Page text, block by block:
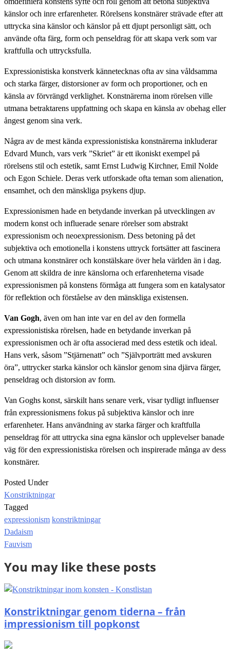
känslor och inre erfarenheter. Rörelsens konstnärer strävade efter att
uttrycka sina känslor och känslor på ett djupt personligt sätt, och
använde ofta färg, form och penseldrag för att skapa verk som var
kraftfulla och uttrycksfulla.
Expressionistiska konstverk kännetecknas ofta av sina våldsamma
och starka färger, distorsioner av form och proportioner, och en
känsla av förvrängd verklighet. Konstnärerna inom rörelsen ville
utmana betraktarens uppfattning och skapa en känsla av obehag eller
ångest genom sina verk.
Några av de mest kända expressionistiska konstnärerna inkluderar
Edvard Munch, vars verk ”Skriet” är ett ikoniskt exempel på
rörelsens stil och estetik, samt Ernst Ludwig Kirchner, Emil Nolde
och Egon Schiele. Deras verk utforskade ofta teman som alienation,
ensamhet, och den mänskliga psykens djup.
Expressionismen hade en betydande inverkan på utvecklingen av
modern konst och influerade senare rörelser som abstrakt
expressionism och neoexpressionism. Dess betoning på det
subjektiva och emotionella i konstens uttryck fortsätter att fascinera
och utmana konstnärer och konstälskare över hela världen än i dag.
Genom att skildra de inre känslorna och erfarenheterna visade
expressionismen på konstens förmåga att fungera som en katalysator
för reflektion och förståelse av den mänskliga existensen.
Van Gogh, även om han inte var en del av den formella
expressionistiska rörelsen, hade en betydande inverkan på
expressionismen och är ofta associerad med dess estetik och ideal.
Hans verk, såsom ”Stjärnenatt” och ”Självporträtt med avskuren
öra”, uttrycker starka känslor och känslor genom sina djärva färger,
penseldrag och distorsion av form.
Van Goghs konst, särskilt hans senare verk, visar tydligt influenser
från expressionismens fokus på subjektiva känslor och inre
erfarenheter. Hans användning av starka färger och kraftfulla
penseldrag för att uttrycka sina egna känslor och upplevelser banade
väg för den expressionistiska rörelsen och inspirerade många av dess
konstnärer.
Posted Under
Konstriktningar
Tagged
expressionism konstriktningar
Post
navigation
Dadaism
Fauvism
You may like these posts
Konstriktningar genom tiderna – från
impressionism till popkonst